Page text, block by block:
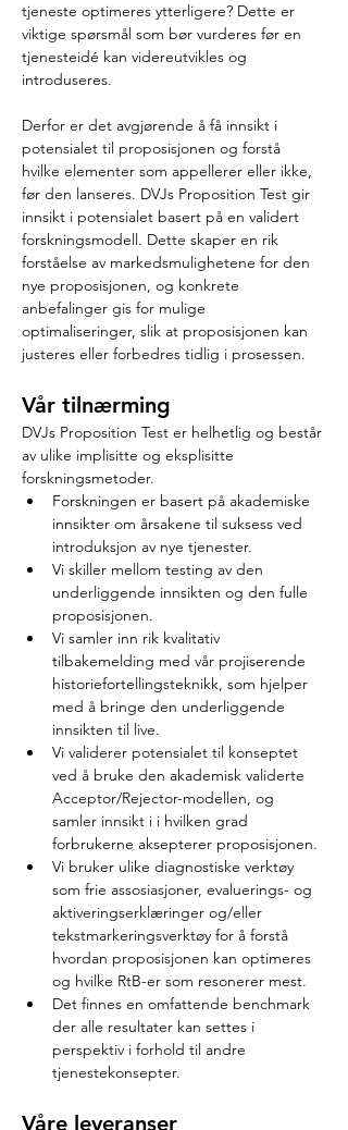
tjeneste optimeres ytterligere? Dette er
viktige spørsmål som bør vurderes før en
tjenesteidé kan videreutvikles og
introduseres.
Derfor er det avgjørende å få innsikt i
potensialet til proposisjonen og forstå
hvilke elementer som appellerer eller ikke,
før den lanseres. DVJs Proposition Test gir
innsikt i potensialet basert på en validert
forskningsmodell. Dette skaper en rik
forståelse av markedsmulighetene for den
nye proposisjonen, og konkrete
anbefalinger gis for mulige
optimaliseringer, slik at proposisjonen kan
justeres eller forbedres tidlig i prosessen.
Vår tilnærming
DVJs Proposition Test er helhetlig og består
av ulike implisitte og eksplisitte
forskningsmetoder.
Forskningen er basert på akademiske
innsikter om årsakene til suksess ved
introduksjon av nye tjenester.
Vi skiller mellom testing av den
underliggende innsikten og den fulle
proposisjonen.
Vi samler inn rik kvalitativ
tilbakemelding med vår projiserende
historiefortellingsteknikk, som hjelper
med å bringe den underliggende
innsikten til live.
Vi validerer potensialet til konseptet
ved å bruke den akademisk validerte
Acceptor/Rejector-modellen, og
samler innsikt i i hvilken grad
forbrukerne aksepterer proposisjonen.
Vi bruker ulike diagnostiske verktøy
som frie assosiasjoner, evaluerings- og
aktiveringserklæringer og/eller
tekstmarkeringsverktøy for å forstå
hvordan proposisjonen kan optimeres
og hvilke RtB-er som resonerer mest.
Det finnes en omfattende benchmark
der alle resultater kan settes i
perspektiv i forhold til andre
tjenestekonsepter.
Våre leveranser